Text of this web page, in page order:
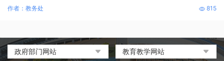
作者：教务处 815
政府部门网站
教育教学网站